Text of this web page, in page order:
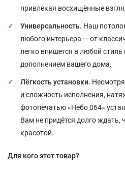
привлекая восхищённые
Универсальность. Наш
любого интерьера — от
легко впишется в любой
дополнением вашего дома.
Лёгкость установки.
и сложность исполнения,
фотопечатью «Небо 064»
Вам не придётся долго ждать,
красотой.
Для кого этот товар?